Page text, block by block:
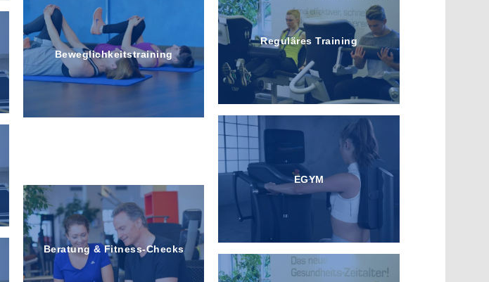
Beweglichkeitstraining
Beratung & Fitness-Checks
Reguläres Training
EGYM